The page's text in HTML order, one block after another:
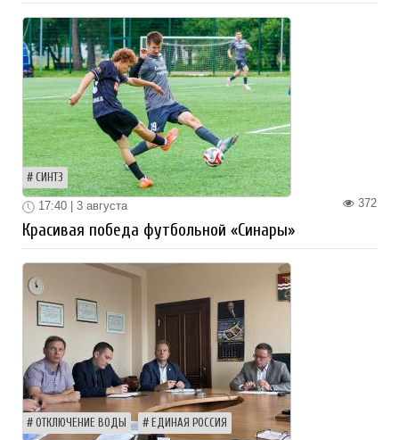
СИНТЗ
372
17:40 | 3 августа
Красивая победа футбольной «Синары»
ОТКЛЮЧЕНИЕ ВОДЫ ЕДИНАЯ РОССИЯ